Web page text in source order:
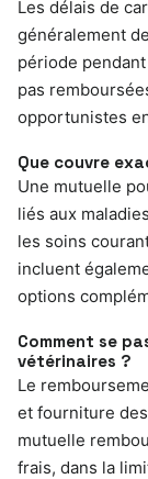
Les délais de
généralement
période
pas
opportunistes
Que couvre
Une mutuelle
liés aux
les soins
incluent
options
Comment se
vétérinaires ?
Le
et fourniture
mutuelle
frais, dans la